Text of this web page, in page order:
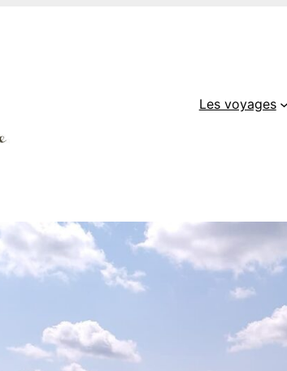
Les voyages